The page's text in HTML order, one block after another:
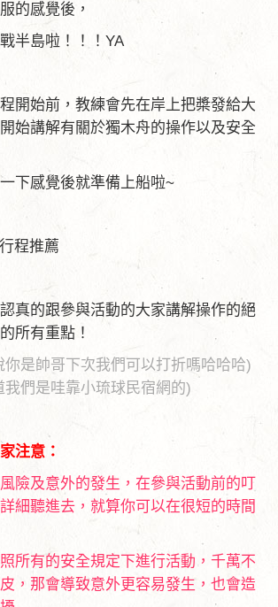
的感覺後，
半島啦！！！YA
開始前，教練會先在岸上把槳發給大
始講解有關於獨木舟的操作以及安全
下感覺後就準備上船啦~
真的跟參與活動的大家講解操作的絕
所有重點！
你是帥哥下次我們可以打折嗎哈哈哈)
我們是哇靠小琉球民宿網的)
注意：
險及意外的發生，在參與活動前的叮
細聽進去，就算你可以在很短的時間
所有的安全規定下進行活動，千萬不
，那會導致意外更容易發生，也會造